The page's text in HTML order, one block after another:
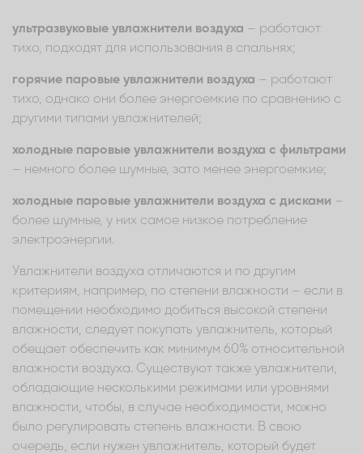
ультразвуковые увлажнители воздуха – работают
тихо, подходят для использования в спальнях;
горячие паровые увлажнители воздуха – работают
тихо, однако они более энергоемкие по сравнению с
другими типами увлажнителей;
холодные паровые увлажнители воздуха с фильтрами
– немного более шумные, зато менее энергоемкие;
холодные паровые увлажнители воздуха с дисками –
более шумные, у них самое низкое потребление
электроэнергии.
Увлажнители воздуха отличаются и по другим
критериям, например, по степени влажности – если в
помещении необходимо добиться высокой степени
влажности, следует покупать увлажнитель, который
обещает обеспечить как минимум 60% относительной
влажности воздуха. Существуют также увлажнители,
обладающие несколькими режимами или уровнями
влажности, чтобы, в случае необходимости, можно
было регулировать степень влажности. В свою
очередь, если нужен увлажнитель, который будет